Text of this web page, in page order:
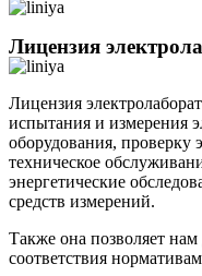
Лицензия
Лицензия
испытания и измерения
оборудования, проверку
техническое
энергетические
средств измерений.
Также она позволяет
соответствия